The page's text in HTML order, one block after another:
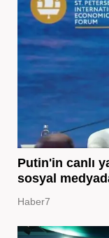
Putin'in canlı
sosyal
Haber7